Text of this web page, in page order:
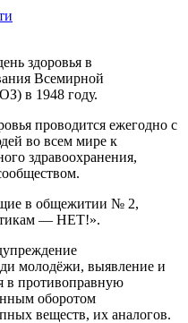
здоровья в
Всемирной
в 1948 году.
проводится ежегодно с
во всем мире к
здравоохранения,
в общежитии № 2,
— НЕТ!».
молодёжи, выявление и
в противоправную
оборотом
веществ, их аналогов.